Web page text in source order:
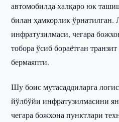
автомобилда халқаро юк
билан ҳамкорлик ўрнатилган.
инфратузилмаси, чегара
тобора ўсиб бораётган
бермаяпти.
Шу боис мутасаддиларга
йўлбўйи инфратузилмасини
чегара божхона пунктлари